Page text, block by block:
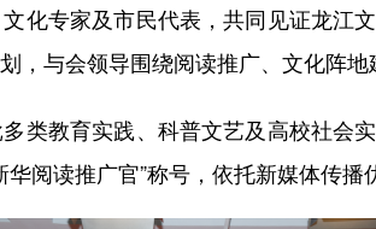
专家及市民代表，共同见证龙江
，与会领导围绕阅读推广、文化阵地
教育实践、科普文艺及高校社会
阅读推广官”称号，依托新媒体传播